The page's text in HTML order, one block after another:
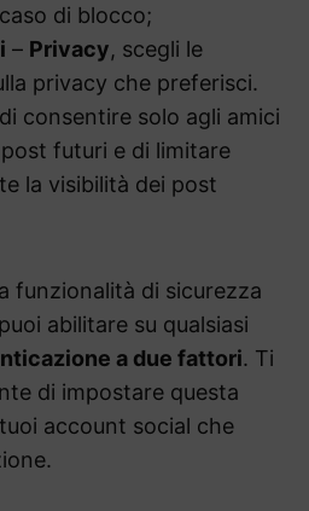
di blocco;
– Privacy, scegli le
privacy che preferisci.
consentire solo agli amici
futuri e di limitare
la visibilità dei post
funzionalità di sicurezza
abilitare su qualsiasi
a due fattori. Ti
di impostare questa
account social che